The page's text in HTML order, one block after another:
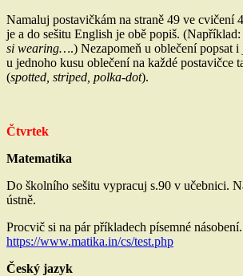
Namaluj postavičkám na straně 49 ve cvičení
je a do sešitu English je obě popiš. (Například:
si wearing….) Nezapomeň u oblečení popsat i
u jednoho kusu oblečení na každé postavičce
(spotted, striped, polka-dot).
Čtvrtek
Matematika
Do školního sešitu vypracuj s.90 v učebnici.
ústně.
Procvič si na pár příkladech písemné násobení.
https://www.matika.in/cs/test.php
Český jazyk